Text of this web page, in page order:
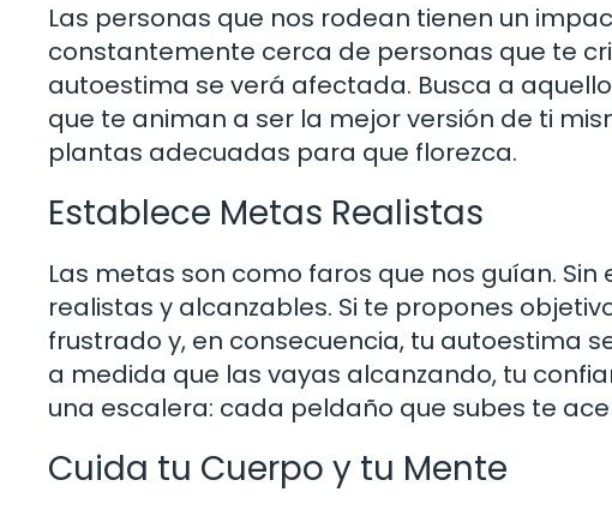
Las personas que nos rodean tienen un
constantemente cerca de personas que te
autoestima se verá afectada. Busca a
que te animan a ser la mejor versión de ti
plantas adecuadas para que florezca.
Establece Metas Realistas
Las metas son como faros que nos guían.
realistas y alcanzables. Si te propones
frustrado y, en consecuencia, tu autoestima
a medida que las vayas alcanzando, tu
una escalera: cada peldaño que subes te
Cuida tu Cuerpo y tu Mente